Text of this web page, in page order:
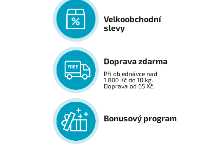
Velkoobchodní
slevy
Doprava zdarma
Při objednávce nad
1 800 Kč do 10 kg.
Doprava od 65 Kč.
Bonusový program